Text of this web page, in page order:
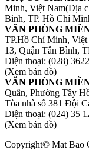
Minh, Việt Nam(Địa
Bình, TP. Hồ Chí
VĂN PHÒNG
TP.Hồ Chí Minh, Việt
13, Quận Tân Bình,
Điện thoại: (028)
(Xem bản đồ)
VĂN PHÒNG
Quân, Phường Tây
Tòa nhà số 381 Đội
Điện thoại: (024) 35
(Xem bản đồ)
Copyright© Mat Bao